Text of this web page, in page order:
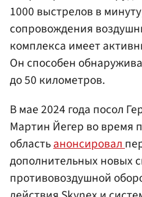
1000 выстрелов в
сопровождения
комплекса имеет
Он способен
до 50 километров.
В мае 2024 года посол
Мартин Йегер во время
областьанонсировал
дополнительных новых
противовоздушной